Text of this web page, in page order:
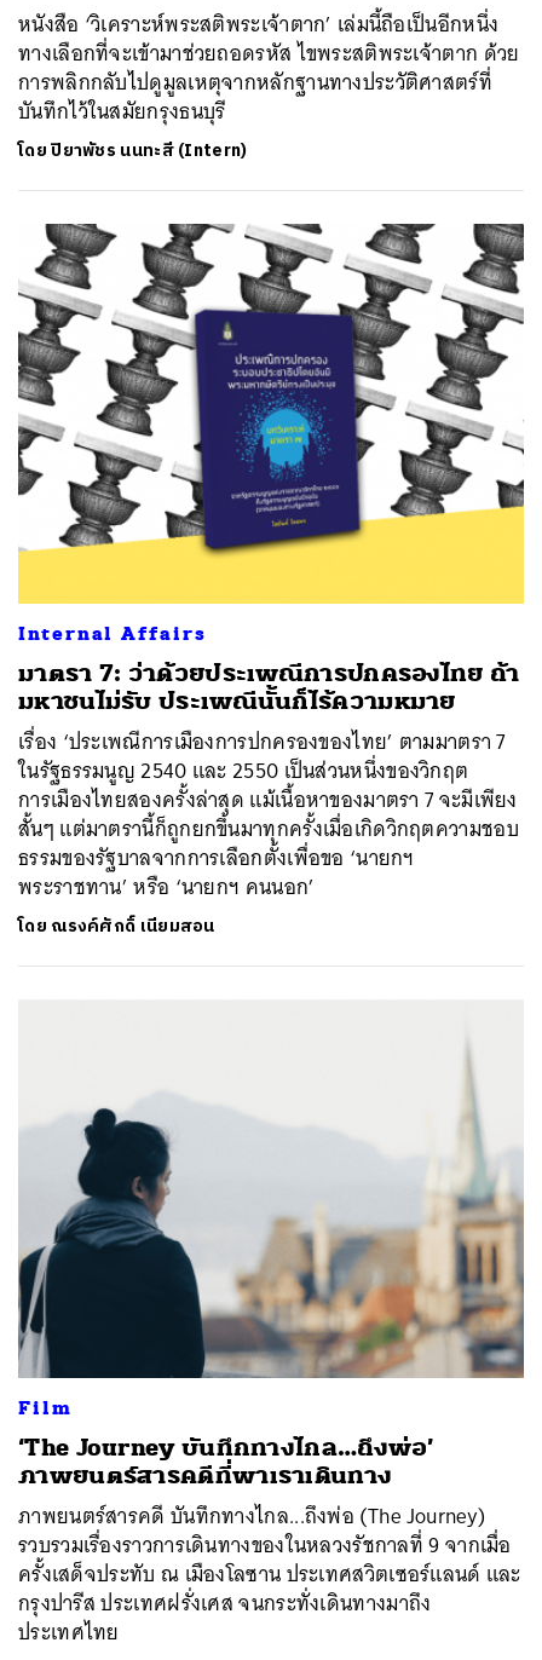
หนังสือ ‘วิเคราะห์พระสติพระเจ้าตาก’ เล่มนี้ถือเป็นอีกหนึ่ง
ทางเลือกที่จะเข้ามาช่วยถอดรหัส ไขพระสติพระเจ้าตาก ด้วย
การพลิกกลับไปดูมูลเหตุจากหลักฐานทางประวัติศาสตร์ที่
บันทึกไว้ในสมัยกรุงธนบุรี
โดยปิยาพัชร นนทะสี (Intern)
Internal Affairs
มาตรา 7: ว่าด้วยประเพณีการปกครองไทย ถ้า
มหาชนไม่รับ ประเพณีนั้นก็ไร้ความหมาย
เรื่อง ‘ประเพณีการเมืองการปกครองของไทย’ ตามมาตรา 7
ในรัฐธรรมนูญ 2540 และ 2550 เป็นส่วนหนึ่งของวิกฤต
การเมืองไทยสองครั้งล่าสุด แม้เนื้อหาของมาตรา 7 จะมีเพียง
สั้นๆ แต่มาตรานี้ก็ถูกยกขึ้นมาทุกครั้งเมื่อเกิดวิกฤตความชอบ
ธรรมของรัฐบาลจากการเลือกตั้งเพื่อขอ ‘นายกฯ
พระราชทาน’ หรือ ‘นายกฯ คนนอก’
โดย ณรงค์ศักดิ์ เนียมสอน
Film
​‘The Journey บันทึกทางไกล…ถึงพ่อ’
ภาพยนตร์สารคดีที่พาเราเดินทาง
ภาพยนตร์สารคดี บันทึกทางไกล...ถึงพ่อ (The Journey)
รวบรวมเรื่องราวการเดินทางของในหลวงรัชกาลที่ 9 จากเมื่อ
ครั้งเสด็จประทับ ณ เมืองโลซาน ประเทศสวิตเซอร์แลนด์ และ
กรุงปารีส ประเทศฝรั่งเศส จนกระทั่งเดินทางมาถึง
ประเทศไทย
SHARE TWEET LINE EMAIL